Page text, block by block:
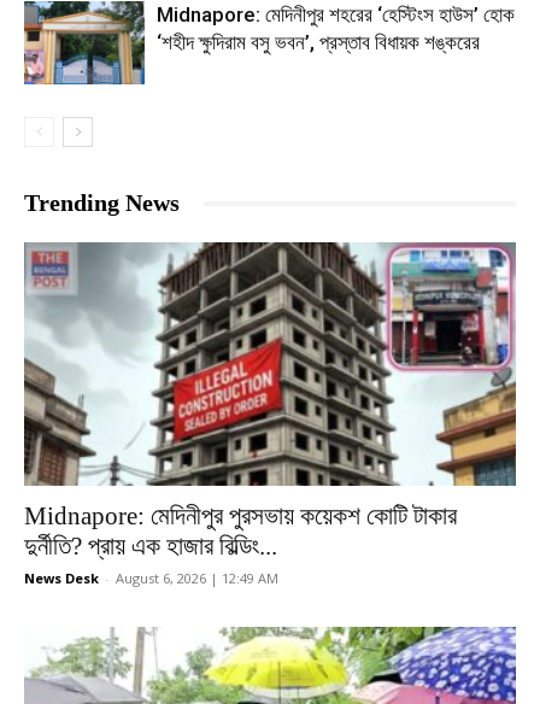
Midnapore: মেদিনীপুর শহরের ‘হেস্টিংস হাউস’ হোক
‘শহীদ ক্ষুদিরাম বসু ভবন’, প্রস্তাব বিধায়ক শঙ্করের
Trending News
Midnapore: মেদিনীপুর পুরসভায় কয়েকশ কোটি টাকার
দুর্নীতি? প্রায় এক হাজার বিল্ডিং...
News Desk - August 6, 2026 | 12:49 AM